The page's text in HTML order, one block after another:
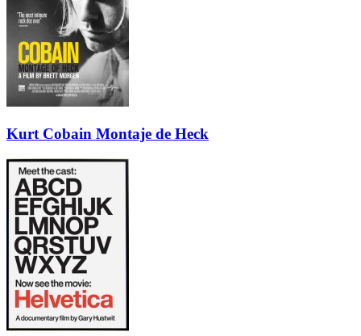
Kurt Cobain Montaje de Heck